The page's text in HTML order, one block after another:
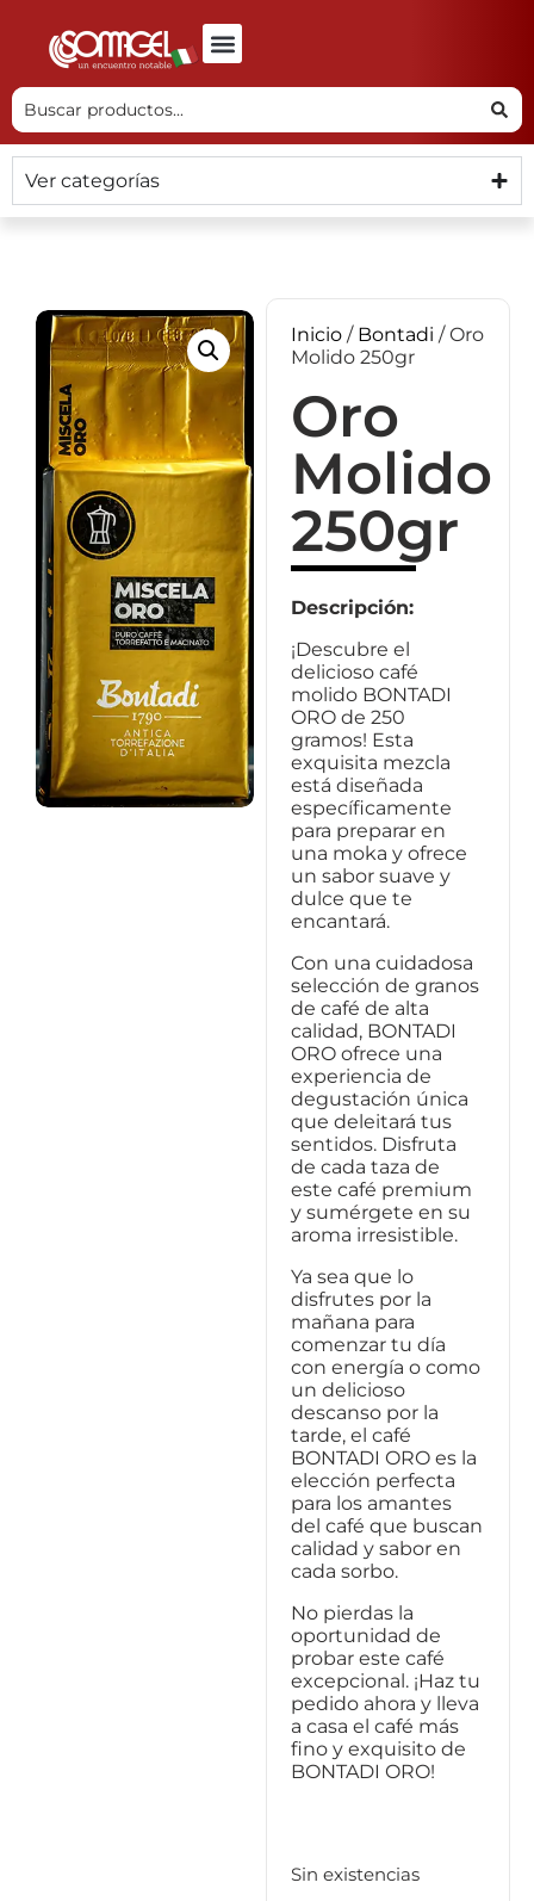
Ver categorías
Inicio / Bontadi / Oro
Molido 250gr
Oro
Molido
250gr
Descripción:
¡Descubre el
delicioso café
molido BONTADI
ORO de 250
gramos! Esta
exquisita mezcla
está diseñada
específicamente
para preparar en
una moka y ofrece
un sabor suave y
dulce que te
encantará.
Con una cuidadosa
selección de granos
de café de alta
calidad, BONTADI
ORO ofrece una
experiencia de
degustación única
que deleitará tus
sentidos. Disfruta
de cada taza de
este café premium
y sumérgete en su
aroma irresistible.
Ya sea que lo
disfrutes por la
mañana para
comenzar tu día
con energía o como
un delicioso
descanso por la
tarde, el café
BONTADI ORO es la
elección perfecta
para los amantes
del café que buscan
calidad y sabor en
cada sorbo.
No pierdas la
oportunidad de
probar este café
excepcional. ¡Haz tu
pedido ahora y lleva
a casa el café más
fino y exquisito de
BONTADI ORO!
Sin existencias